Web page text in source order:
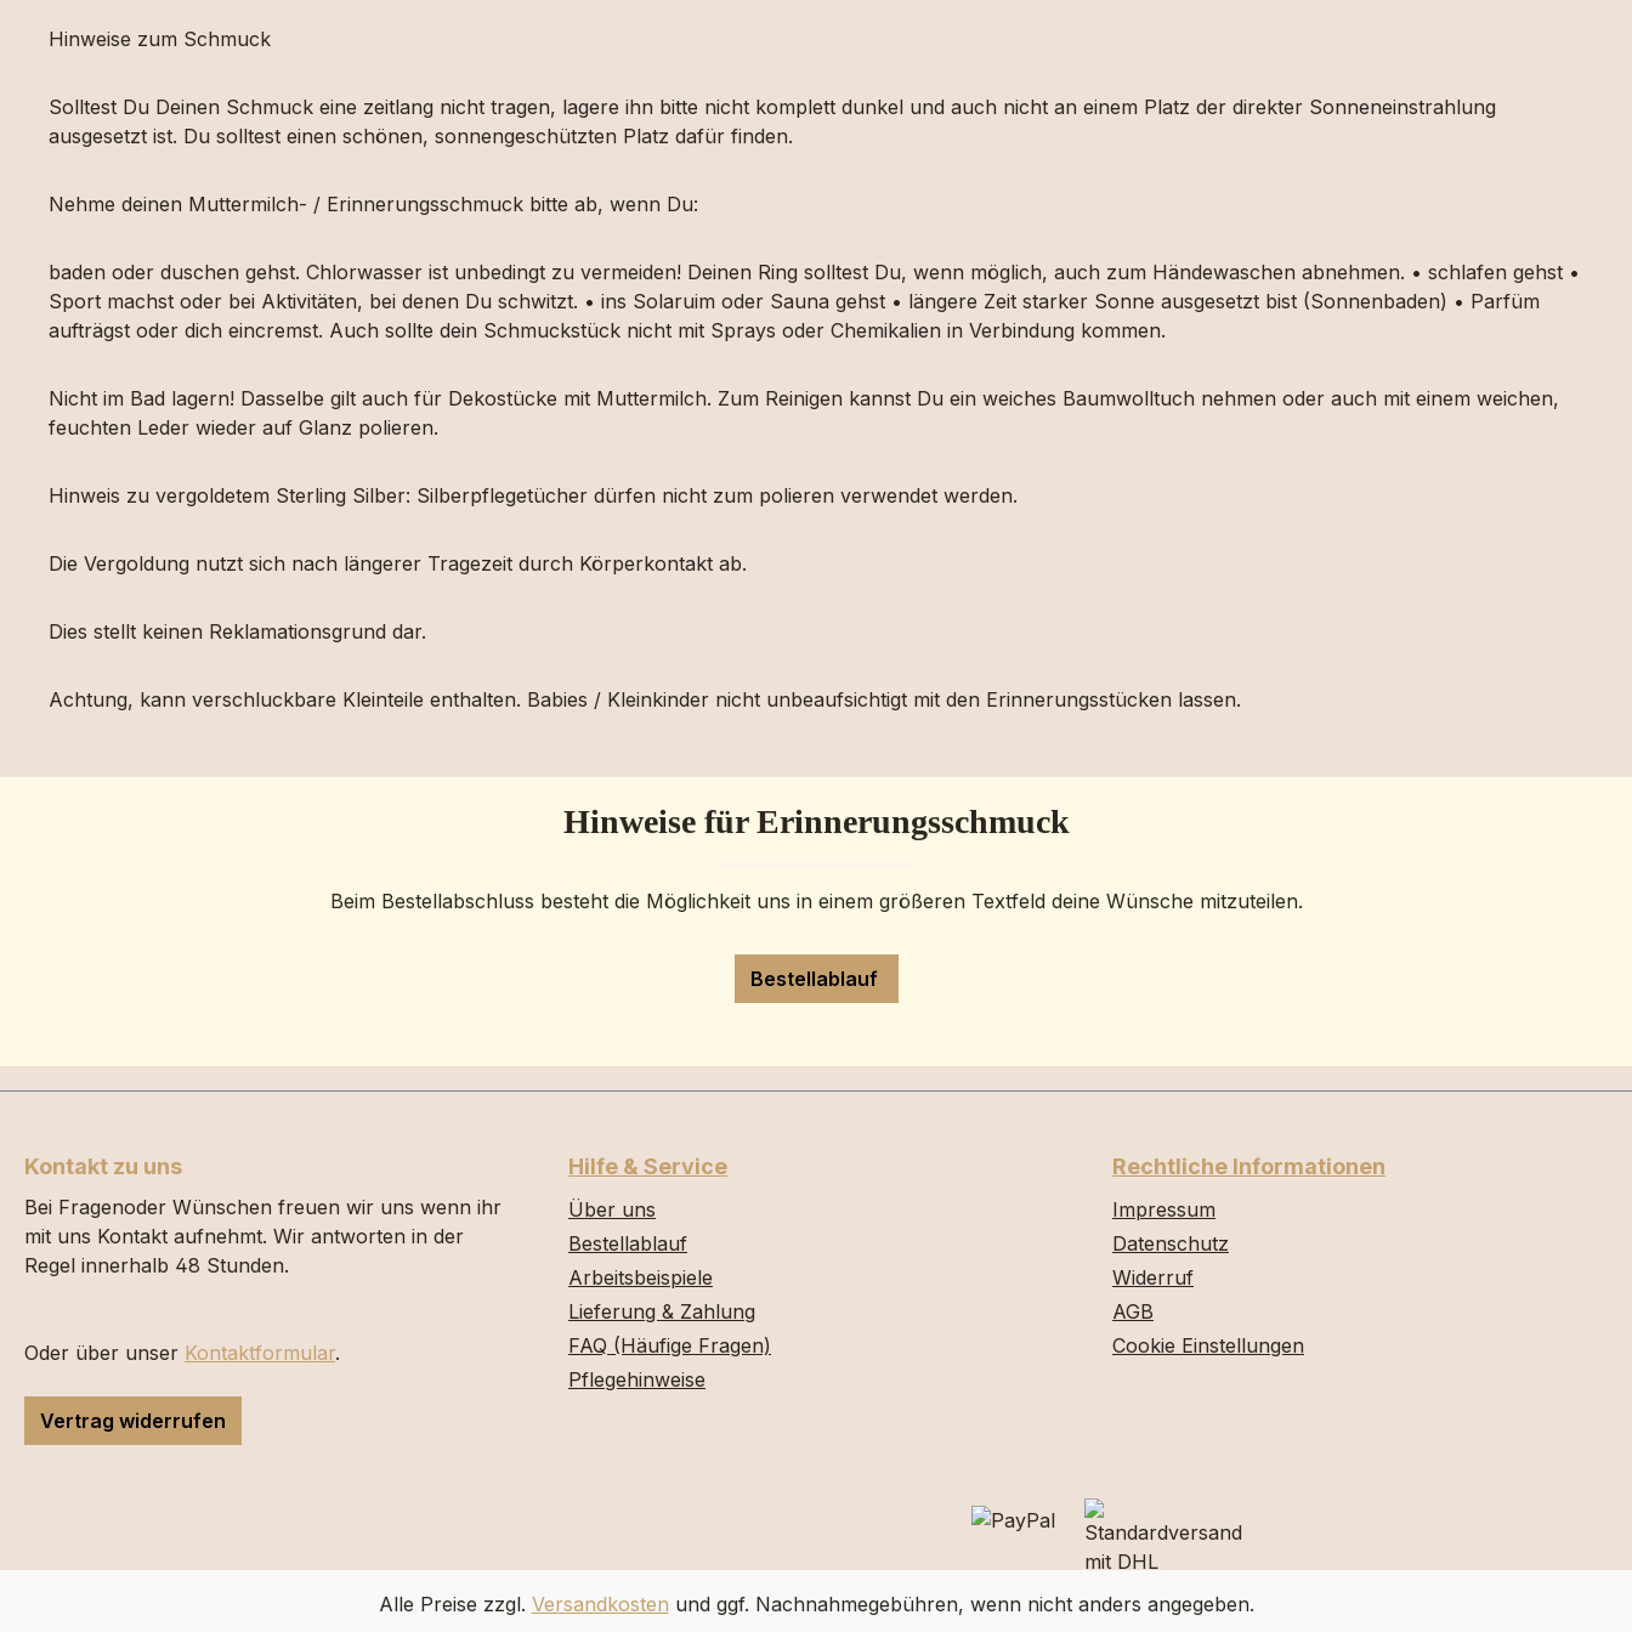
Hinweise zum Schmuck
Solltest Du Deinen Schmuck eine zeitlang nicht tragen, lagere ihn bitte nicht komplett dunkel und auch nicht an einem Platz der direkter Sonneneinstrahlung
ausgesetzt ist. Du solltest einen schönen, sonnengeschützten Platz dafür finden.
Nehme deinen Muttermilch- / Erinnerungsschmuck bitte ab, wenn Du:
baden oder duschen gehst. Chlorwasser ist unbedingt zu vermeiden! Deinen Ring solltest Du, wenn möglich, auch zum Händewaschen abnehmen. • schlafen gehst •
Sport machst oder bei Aktivitäten, bei denen Du schwitzt. • ins Solaruim oder Sauna gehst • längere Zeit starker Sonne ausgesetzt bist (Sonnenbaden) • Parfüm
aufträgst oder dich eincremst. Auch sollte dein Schmuckstück nicht mit Sprays oder Chemikalien in Verbindung kommen.
Nicht im Bad lagern! Dasselbe gilt auch für Dekostücke mit Muttermilch. Zum Reinigen kannst Du ein weiches Baumwolltuch nehmen oder auch mit einem weichen,
feuchten Leder wieder auf Glanz polieren.
Hinweis zu vergoldetem Sterling Silber: Silberpflegetücher dürfen nicht zum polieren verwendet werden.
Die Vergoldung nutzt sich nach längerer Tragezeit durch Körperkontakt ab.
Dies stellt keinen Reklamationsgrund dar.
Achtung, kann verschluckbare Kleinteile enthalten. Babies / Kleinkinder nicht unbeaufsichtigt mit den Erinnerungsstücken lassen.
Hinweise für Erinnerungsschmuck
Beim Bestellabschluss besteht die Möglichkeit uns in einem größeren Textfeld deine Wünsche mitzuteilen.
Bestellablauf
Kontakt zu uns
Bei Fragenoder Wünschen freuen wir uns wenn ihr
mit uns Kontakt aufnehmt. Wir antworten in der
Regel innerhalb 48 Stunden.
Oder über unser Kontaktformular.
Vertrag widerrufen
Hilfe & Service
Über uns
Bestellablauf
Arbeitsbeispiele
Lieferung & Zahlung
FAQ (Häufige Fragen)
Pflegehinweise
Rechtliche Informationen
Impressum
Datenschutz
Widerruf
AGB
Cookie Einstellungen
Alle Preise zzgl. Versandkosten und ggf. Nachnahmegebühren, wenn nicht anders angegeben.